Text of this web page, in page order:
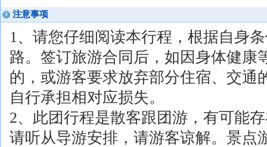
注意事项
1、请您仔细阅读本行程，根据自身
路。签订旅游合同后，如因身体健康
的，或游客要求放弃部分住宿、交通
自行承担相对应损失。
2、此团行程是散客跟团游，有可能
请听从导游安排，请游客谅解。景点